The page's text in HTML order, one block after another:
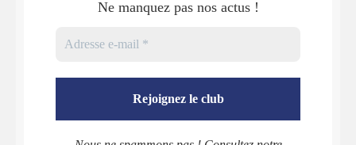
Ne manquez pas nos actus !